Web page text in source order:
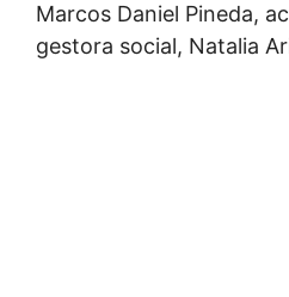
Marcos Daniel Pineda,
gestora social, Natalia